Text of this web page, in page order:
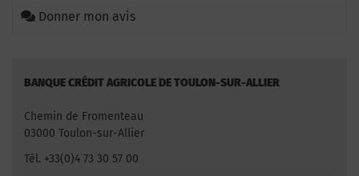
Donner mon avis
BANQUE CRÉDIT AGRICOLE DE TOULON-SUR-ALLIER
Chemin de Fromenteau
03000 Toulon-sur-Allier
Tél. +33(0)4 73 30 57 00